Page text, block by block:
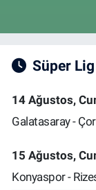
Süper
14 Ağustos,
Galatasaray -
15 Ağustos,
Konyaspor -